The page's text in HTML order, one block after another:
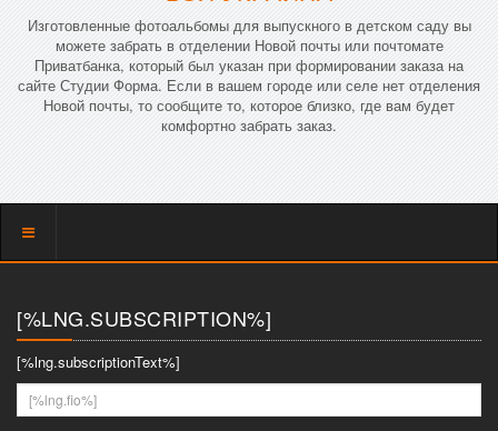
Изготовленные фотоальбомы для выпускного в детском саду вы
можете забрать в отделении Новой почты или почтомате
Приватбанка, который был указан при формировании заказа на
сайте Студии Форма. Если в вашем городе или селе нет отделения
Новой почты, то сообщите то, которое близко, где вам будет
комфортно забрать заказ.
Показать
[%LNG.SUBSCRIPTION%]
[%lng.subscriptionText%]
[%lng.fio%]